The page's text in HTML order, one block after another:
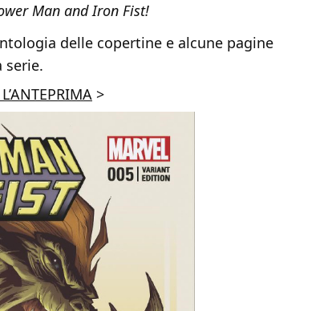
Man and Iron Fist!
delle copertine e alcune pagine
serie.
>